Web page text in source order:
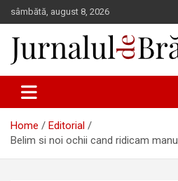
Skip
to
content
sâmbătă, august 8, 2026
Jurnalul de
Home
Editorial
Belim si noi ochii cand ridicam